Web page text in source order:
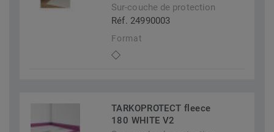
Sur-couche de protection
Réf. 24990003
Format
TARKOPROTECT fleece
180 WHITE V2